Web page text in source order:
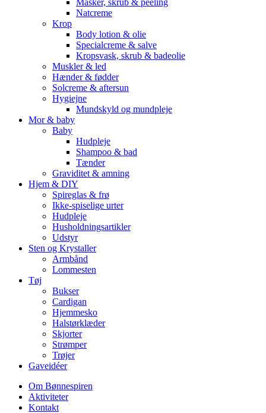
Masker, skrub & peeling
Natcreme
Krop
Body lotion & olie
Specialcreme & salve
Kropsvask, skrub & badeolie
Muskler & led
Hænder & fødder
Solcreme & aftersun
Hygiejne
Mundskyld og mundpleje
Mor & baby
Baby
Hudpleje
Shampoo & bad
Tænder
Graviditet & amning
Hjem & DIY
Spireglas & frø
Ikke-spiselige urter
Hudpleje
Husholdningsartikler
Udstyr
Sten og Krystaller
Armbånd
Lommesten
Tøj
Bukser
Cardigan
Hjemmesko
Halstørklæder
Skjorter
Strømper
Trøjer
Gaveidéer
Om Bønnespiren
Aktiviteter
Kontakt